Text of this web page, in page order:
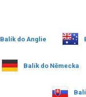
Balík do Anglie
Balík do Německa